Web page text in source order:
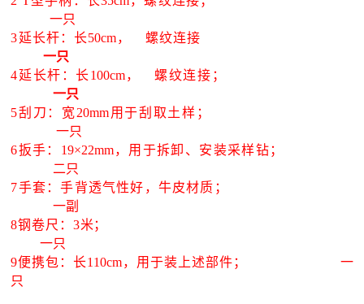
一只
3延长杆：长50cm， 螺纹连接
一只
4延长杆：长100cm， 螺纹连接；
一只
5刮刀：宽20mm用于刮取土样；
一只
6扳手：19×22mm，用于拆卸、安装采样钻；
二只
7手套：手背透气性好，牛皮材质；
一副
8钢卷尺：3米；
一只
9便携包：长110cm，用于装上述部件 ； 一
只